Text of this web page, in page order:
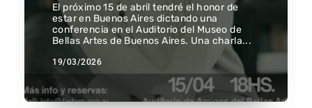
El próximo 15 de abril tendré el honor de
estar en Buenos Aires dictando una
conferencia en el Auditorio del Museo de
Bellas Artes de Buenos Aires. Una charla...
19/03/2026